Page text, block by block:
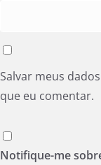
Salvar meus
que eu comentar.
Notifique-me